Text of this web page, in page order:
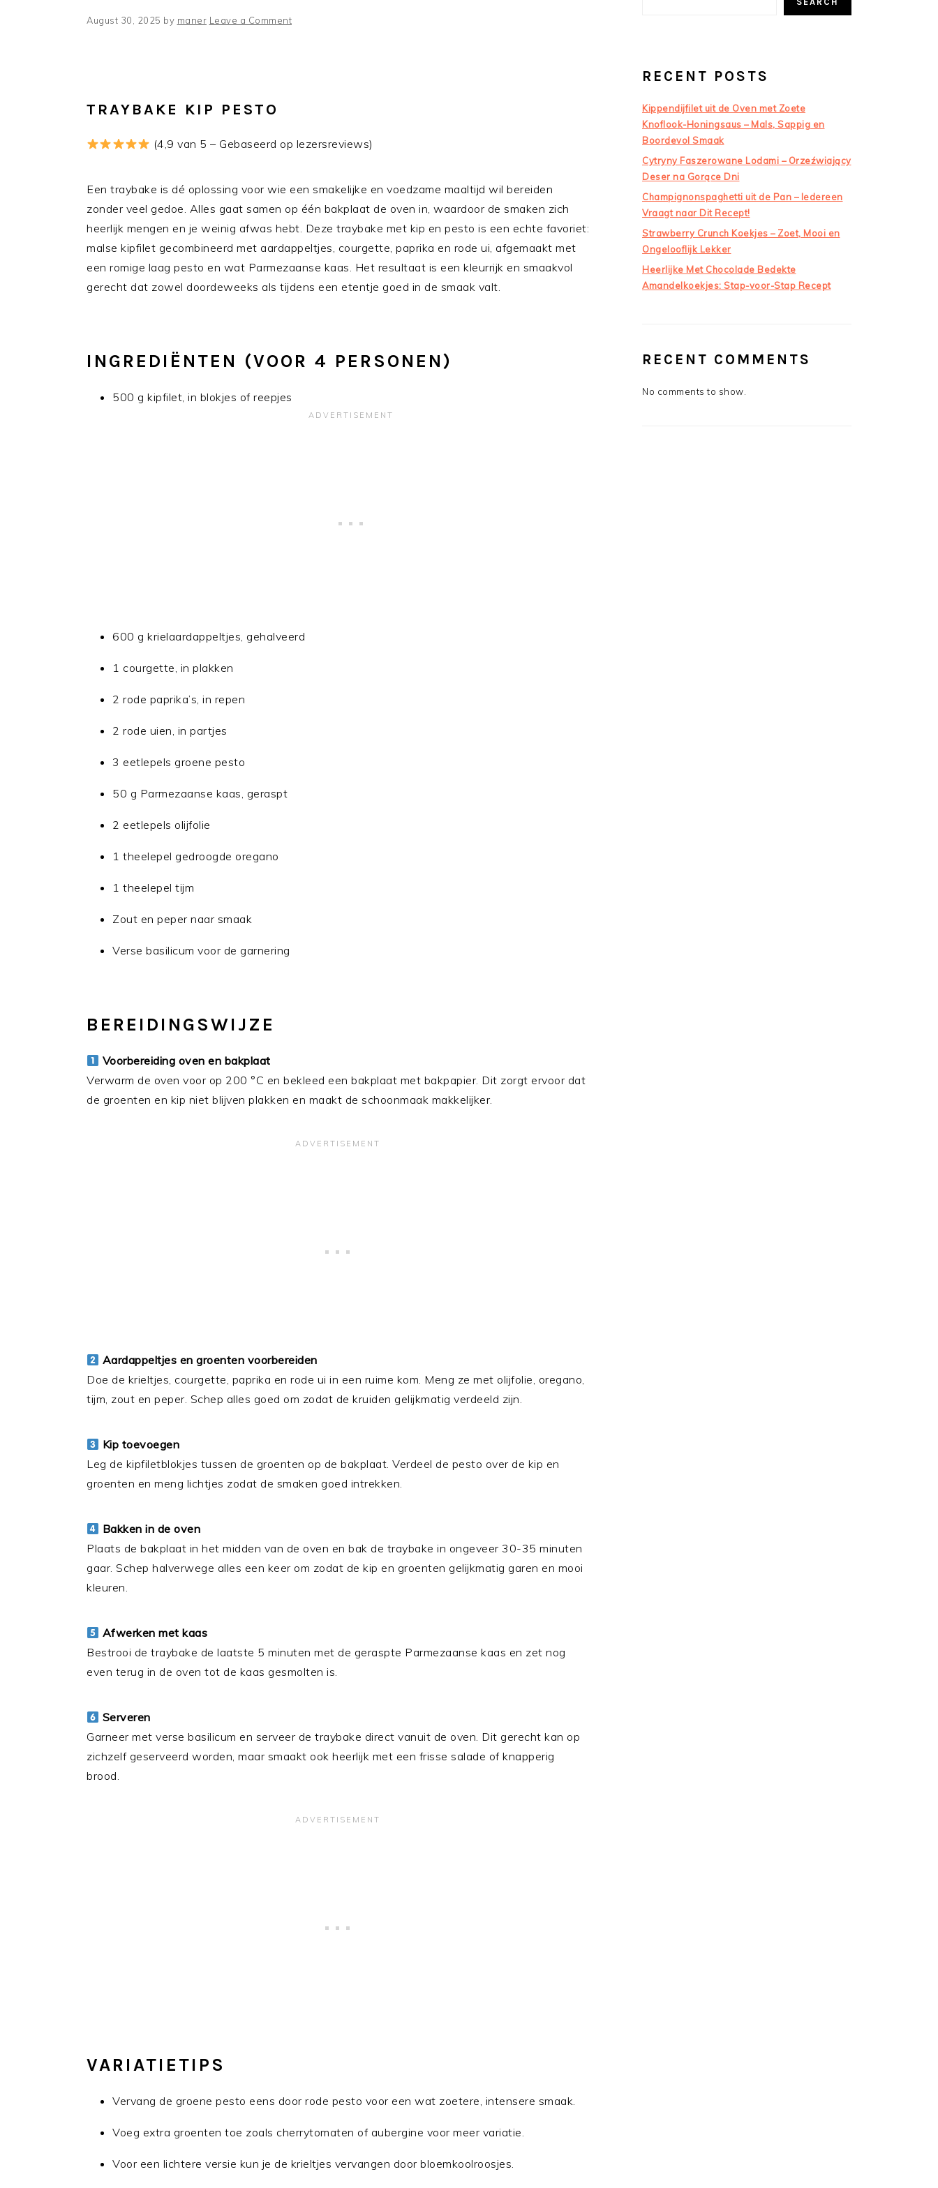
August 30, 2025 by maner Leave a Comment
TRAYBAKE KIP PESTO
(4,9 van 5 – Gebaseerd op lezersreviews)
Een traybake is dé oplossing voor wie een smakelijke en voedzame maaltijd wil bereiden
zonder veel gedoe. Alles gaat samen op één bakplaat de oven in, waardoor de smaken zich
heerlijk mengen en je weinig afwas hebt. Deze traybake met kip en pesto is een echte favoriet:
malse kipfilet gecombineerd met aardappeltjes, courgette, paprika en rode ui, afgemaakt met
een romige laag pesto en wat Parmezaanse kaas. Het resultaat is een kleurrijk en smaakvol
gerecht dat zowel doordeweeks als tijdens een etentje goed in de smaak valt.
INGREDIËNTEN (VOOR 4 PERSONEN)
500 g kipfilet, in blokjes of reepjes
600 g krielaardappeltjes, gehalveerd
1 courgette, in plakken
2 rode paprika’s, in repen
2 rode uien, in partjes
3 eetlepels groene pesto
50 g Parmezaanse kaas, geraspt
2 eetlepels olijfolie
1 theelepel gedroogde oregano
1 theelepel tijm
Zout en peper naar smaak
Verse basilicum voor de garnering
BEREIDINGSWIJZE
Voorbereiding oven en bakplaat
Verwarm de oven voor op 200 °C en bekleed een bakplaat met bakpapier. Dit zorgt ervoor dat
de groenten en kip niet blijven plakken en maakt de schoonmaak makkelijker.
Aardappeltjes en groenten voorbereiden
Doe de krieltjes, courgette, paprika en rode ui in een ruime kom. Meng ze met olijfolie, oregano,
tijm, zout en peper. Schep alles goed om zodat de kruiden gelijkmatig verdeeld zijn.
Kip toevoegen
Leg de kipfiletblokjes tussen de groenten op de bakplaat. Verdeel de pesto over de kip en
groenten en meng lichtjes zodat de smaken goed intrekken.
Bakken in de oven
Plaats de bakplaat in het midden van de oven en bak de traybake in ongeveer 30-35 minuten
gaar. Schep halverwege alles een keer om zodat de kip en groenten gelijkmatig garen en mooi
kleuren.
Afwerken met kaas
Bestrooi de traybake de laatste 5 minuten met de geraspte Parmezaanse kaas en zet nog
even terug in de oven tot de kaas gesmolten is.
Serveren
Garneer met verse basilicum en serveer de traybake direct vanuit de oven. Dit gerecht kan op
zichzelf geserveerd worden, maar smaakt ook heerlijk met een frisse salade of knapperig
brood.
VARIATIETIPS
Vervang de groene pesto eens door rode pesto voor een wat zoetere, intensere smaak.
Voeg extra groenten toe zoals cherrytomaten of aubergine voor meer variatie.
Voor een lichtere versie kun je de krieltjes vervangen door bloemkoolroosjes.
RECENT POSTS
Kippendijfilet uit de Oven met Zoete
Knoflook-Honingsaus – Mals, Sappig en
Boordevol Smaak
Cytryny Faszerowane Lodami – Orzeźwiający
Deser na Gorące Dni
Champignonspaghetti uit de Pan – Iedereen
Vraagt naar Dit Recept!
Strawberry Crunch Koekjes – Zoet, Mooi en
Ongelooflijk Lekker
Heerlijke Met Chocolade Bedekte
Amandelkoekjes: Stap-voor-Stap Recept
RECENT COMMENTS
No comments to show.